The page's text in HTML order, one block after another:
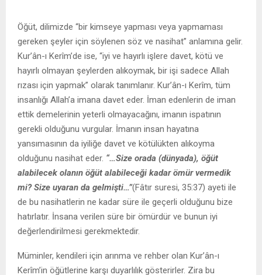
Öğüt, dilimizde “bir kimseye yapması veya yapmaması
gereken şeyler için söylenen söz ve nasihat” anlamına gelir.
Kur’ân-ı Kerîm’de ise, “iyi ve hayırlı işlere davet, kötü ve
hayırlı olmayan şeylerden alıkoymak, bir işi sadece Allah
rızası için yapmak” olarak tanımlanır. Kur’ân-ı Kerîm, tüm
insanlığı Allah’a imana davet eder. İman edenlerin de iman
ettik demelerinin yeterli olmayacağını, imanın ispatının
gerekli olduğunu vurgular. İmanın insan hayatına
yansımasının da iyiliğe davet ve kötülükten alıkoyma
olduğunu nasihat eder. “…Size orada (dünyada), öğüt
alabilecek olanın öğüt alabileceği kadar ömür vermedik
mi? Size uyaran da gelmişti…”(Fâtır suresi, 35:37) ayeti ile
de bu nasihatlerin ne kadar süre ile geçerli olduğunu bize
hatırlatır. İnsana verilen süre bir ömürdür ve bunun iyi
değerlendirilmesi gerekmektedir.
Müminler, kendileri için arınma ve rehber olan Kur’ân-ı
Kerîm’in öğütlerine karşı duyarlılık gösterirler. Zira bu